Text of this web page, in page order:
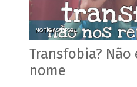
NOTÍCIAS |PSOL
Transfobia? Não
nome